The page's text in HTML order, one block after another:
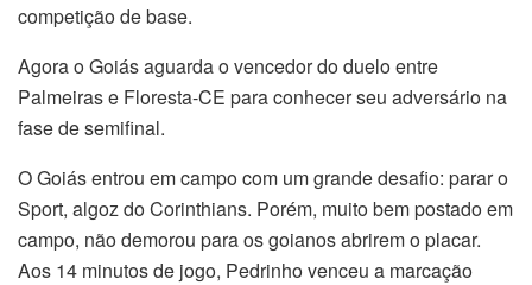
competição de base.
Agora o Goiás aguarda o vencedor do duelo entre
Palmeiras e Floresta-CE para conhecer seu adversário na
fase de semifinal.
O Goiás entrou em campo com um grande desafio: parar o
Sport, algoz do Corinthians. Porém, muito bem postado em
campo, não demorou para os goianos abrirem o placar.
Aos 14 minutos de jogo, Pedrinho venceu a marcação